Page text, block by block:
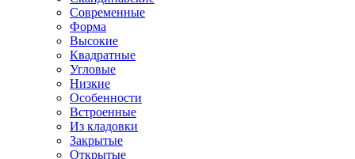
Современные
Форма
Высокие
Квадратные
Угловые
Низкие
Особенности
Встроенные
Из кладовки
Закрытые
Открытые